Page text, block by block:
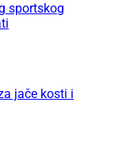
sportskog
jače kosti i